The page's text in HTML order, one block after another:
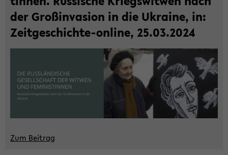
der Groß­in­va­si­on in die Ukrai­ne, in:
Zeitgeschichte-​online, 25.03.2024
Zum Bei­trag